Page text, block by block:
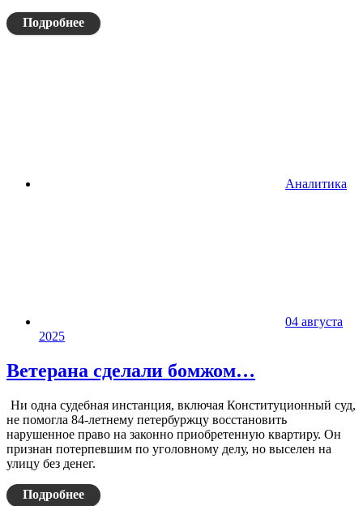
Подробнее
Аналитика
04 августа
2025
Ветерана сделали бомжом…
Ни одна судебная инстанция, включая Конституционный суд,
не помогла 84-летнему петербуржцу восстановить
нарушенное право на законно приобретенную квартиру. Он
признан потерпевшим по уголовному делу, но выселен на
улицу без денег.
Подробнее